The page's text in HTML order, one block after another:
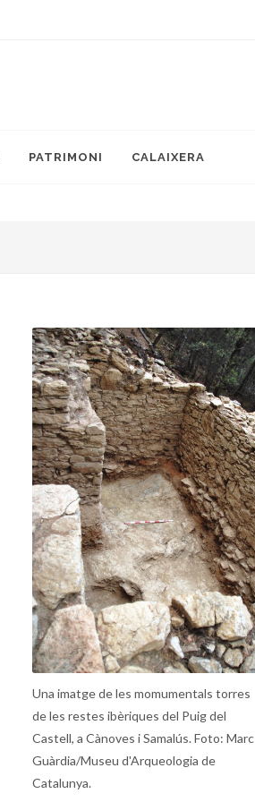
PATRIMONI CALAIXERA
Una imatge de les momumentals torres
de les restes ibèriques del Puig del
Castell, a Cànoves i Samalús. Foto: Marc
Guàrdia/Museu d'Arqueologia de
Catalunya.